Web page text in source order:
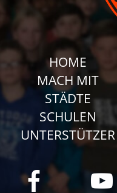
HOME
MACH MIT
STÄDTE
SCHULEN
UNTERSTÜTZER